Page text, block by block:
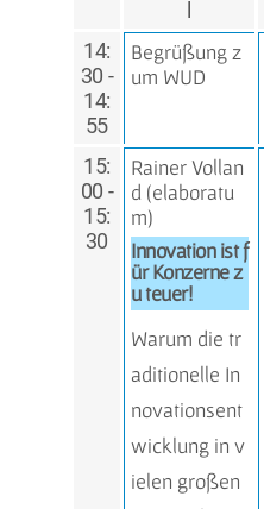
14:
30 -
14:
55
Begrüßung z
um WUD
15:
00 -
15:
30
Rainer Vollan
d (elaboratu
m)
Innovation ist f
ür Konzerne z
u teuer!
Warum die tr
aditionelle In
novationsent
wicklung in v
ielen großen